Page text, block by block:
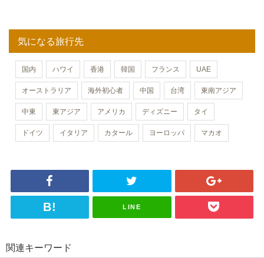
気になる旅行先
国内 ハワイ 香港 韓国 フランス UAE
オーストラリア 海外初心者 中国 台湾 東南アジア
中東 東アジア アメリカ ディズニー タイ
ドイツ イタリア カタール ヨーロッパ マカオ
LINE
関連キーワード